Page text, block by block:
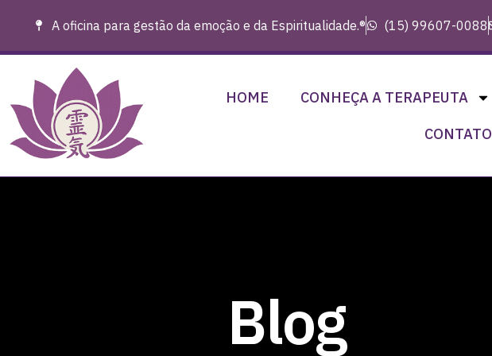
A oficina para gestão da emoção e da Espiritualidade.® (15) 99607-0088
HOME CONHEÇA A TERAPEUTA
CONTATO
Blog